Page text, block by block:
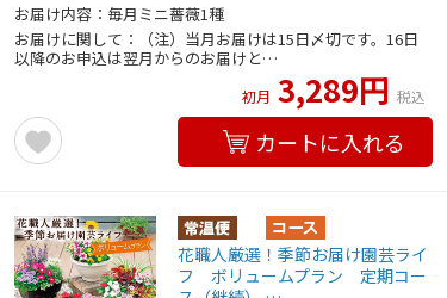
お届け内容：毎月ミニ薔薇1種
お届けに関して：（注）当月お届けは15日〆切です。16日
以降のお申込は翌月からのお届けと…
初月 3,289円 税込
カートに入れる
花職人厳選！季節お届け園芸ライ
フ ボリュームプラン 定期コー